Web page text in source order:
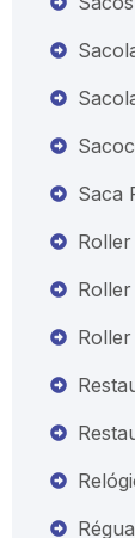
Saca
Roller